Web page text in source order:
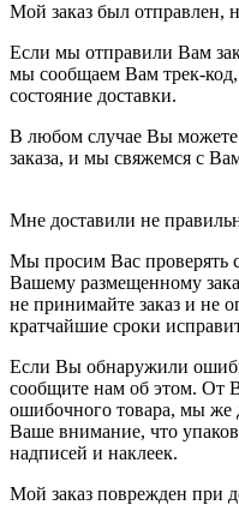
Мой заказ был отправлен,
Если мы отправили Вам
мы сообщаем Вам трек-
состояние доставки.
В любом случае Вы можете
заказа, и мы свяжемся с
Мне доставили не
Мы просим Вас проверять
Вашему размещенному
не принимайте заказ и не
кратчайшие сроки
Если Вы обнаружили
сообщите нам об этом. От
ошибочного товара, мы
Ваше внимание, что
надписей и наклеек.
Мой заказ поврежден при